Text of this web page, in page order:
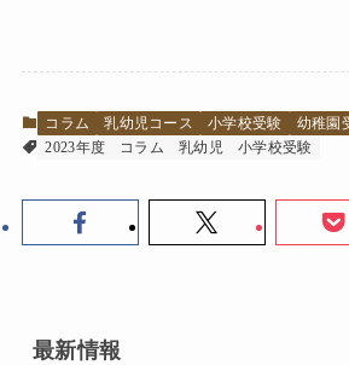
コラム 乳幼児コース 小学校受験 幼稚園
2023年度
コラム 乳幼児 小学校受験
最新情報